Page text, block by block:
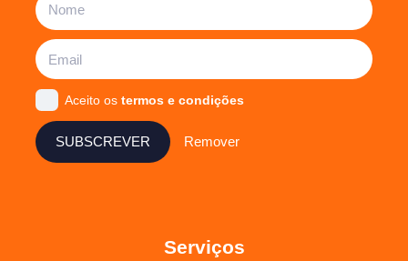
Serviços
Aceito ostermos e condições
SUBSCREVER Remover